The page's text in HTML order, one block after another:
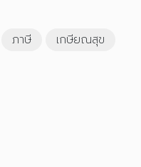
ภาษี
เกษียณสุข